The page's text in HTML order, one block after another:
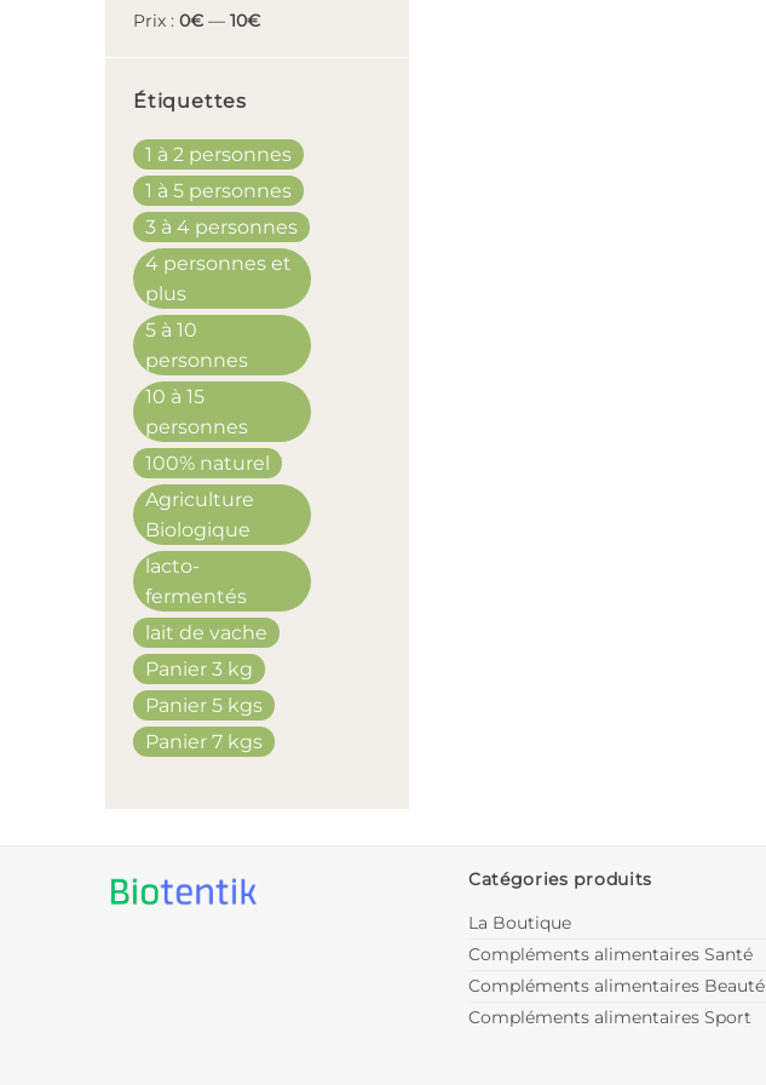
Prix : 0€ — 10€
Étiquettes
1 à 2 personnes
1 à 5 personnes
3 à 4 personnes
4 personnes et
plus
5 à 10
personnes
10 à 15
personnes
100% naturel
Agriculture
Biologique
lacto-
fermentés
lait de vache
Panier 3 kg
Panier 5 kgs
Panier 7 kgs
Catégories produits
La Boutique
Compléments alimentaires Santé
Compléments alimentaires Beauté
Compléments alimentaires Sport